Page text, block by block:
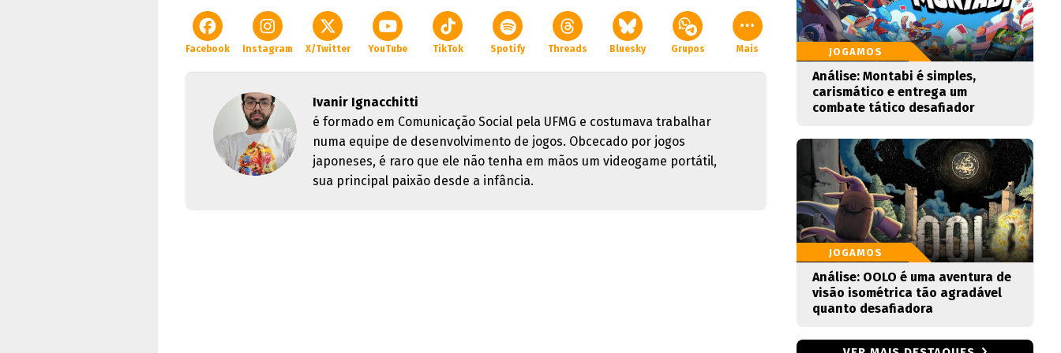
Facebook Instagram X/Twitter YouTube TikTok Spotify Threads Bluesky Grupos Mais
Ivanir Ignacchitti
é formado em Comunicação Social pela UFMG e costumava trabalhar
numa equipe de desenvolvimento de jogos. Obcecado por jogos
japoneses, é raro que ele não tenha em mãos um videogame portátil,
sua principal paixão desde a infância.
JOGAMOS
Análise: Montabi é simples,
carismático e entrega um
combate tático desafiador
JOGAMOS
Análise: OOLO é uma aventura de
visão isométrica tão agradável
quanto desafiadora